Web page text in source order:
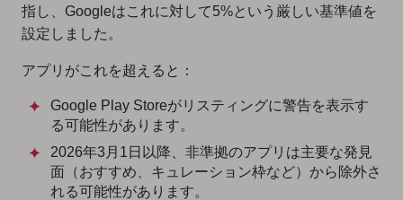
指し、Googleはこれに対して5%という厳しい基準値を
設定しました。
アプリがこれを超えると：
Google Play Storeがリスティングに警告を表示す
る可能性があります。
2026年3月1日以降、非準拠のアプリは主要な発見
面（おすすめ、キュレーション枠など）から除外さ
れる可能性があります。